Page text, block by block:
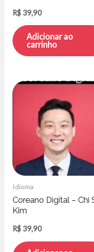
Barbosa
R$ 39,90
Adicionar ao
carrinho
Idioma
Coreano Digital – Chi
Kim
R$ 39,90